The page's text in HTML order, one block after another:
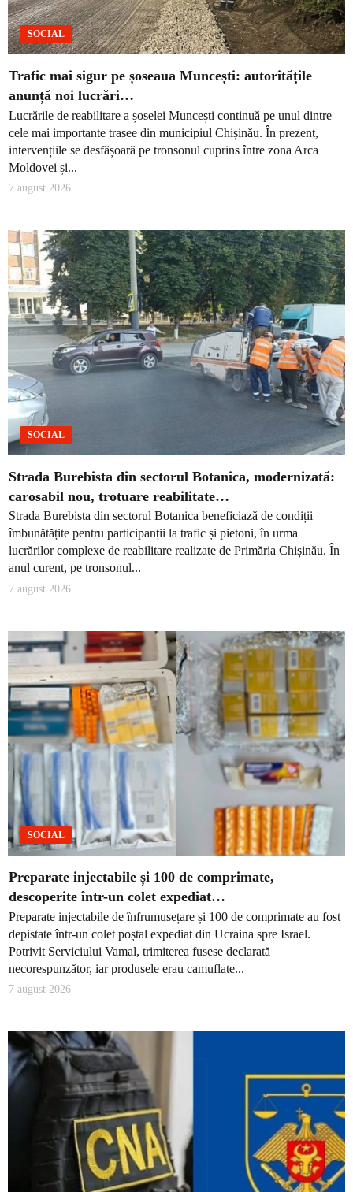
SOCIAL
Trafic mai sigur pe șoseaua Muncești: autoritățile
anunță noi lucrări…
Lucrările de reabilitare a șoselei Muncești continuă pe unul dintre
cele mai importante trasee din municipiul Chișinău. În prezent,
intervențiile se desfășoară pe tronsonul cuprins între zona Arca
Moldovei și...
7 august 2026
SOCIAL
Strada Burebista din sectorul Botanica, modernizată:
carosabil nou, trotuare reabilitate…
Strada Burebista din sectorul Botanica beneficiază de condiții
îmbunătățite pentru participanții la trafic și pietoni, în urma
lucrărilor complexe de reabilitare realizate de Primăria Chișinău. În
anul curent, pe tronsonul...
7 august 2026
SOCIAL
Preparate injectabile și 100 de comprimate,
descoperite într-un colet expediat…
Preparate injectabile de înfrumusețare și 100 de comprimate au fost
depistate într-un colet poștal expediat din Ucraina spre Israel.
Potrivit Serviciului Vamal, trimiterea fusese declarată
necorespunzător, iar produsele erau camuflate...
7 august 2026